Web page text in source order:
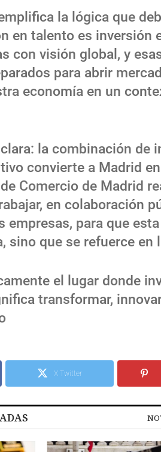
la lógica que
en talento es inversión
con visión global, y
para abrir
economía en un
la combinación de
convierte a Madrid
de Comercio de Madrid
en colaboración
empresas, para que
sino que se refuerce en
el lugar donde
transformar,
X Twitter